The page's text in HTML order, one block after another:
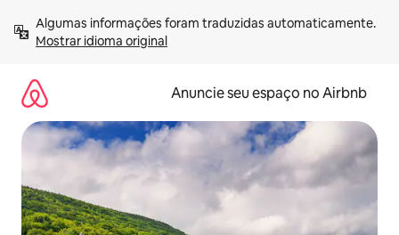
para
Mostrar idioma original
Anuncie seu espaço no Airbnb